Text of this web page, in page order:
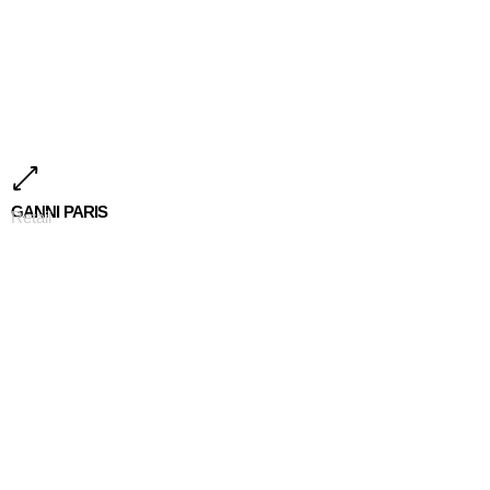
GANNI PARIS
Retail